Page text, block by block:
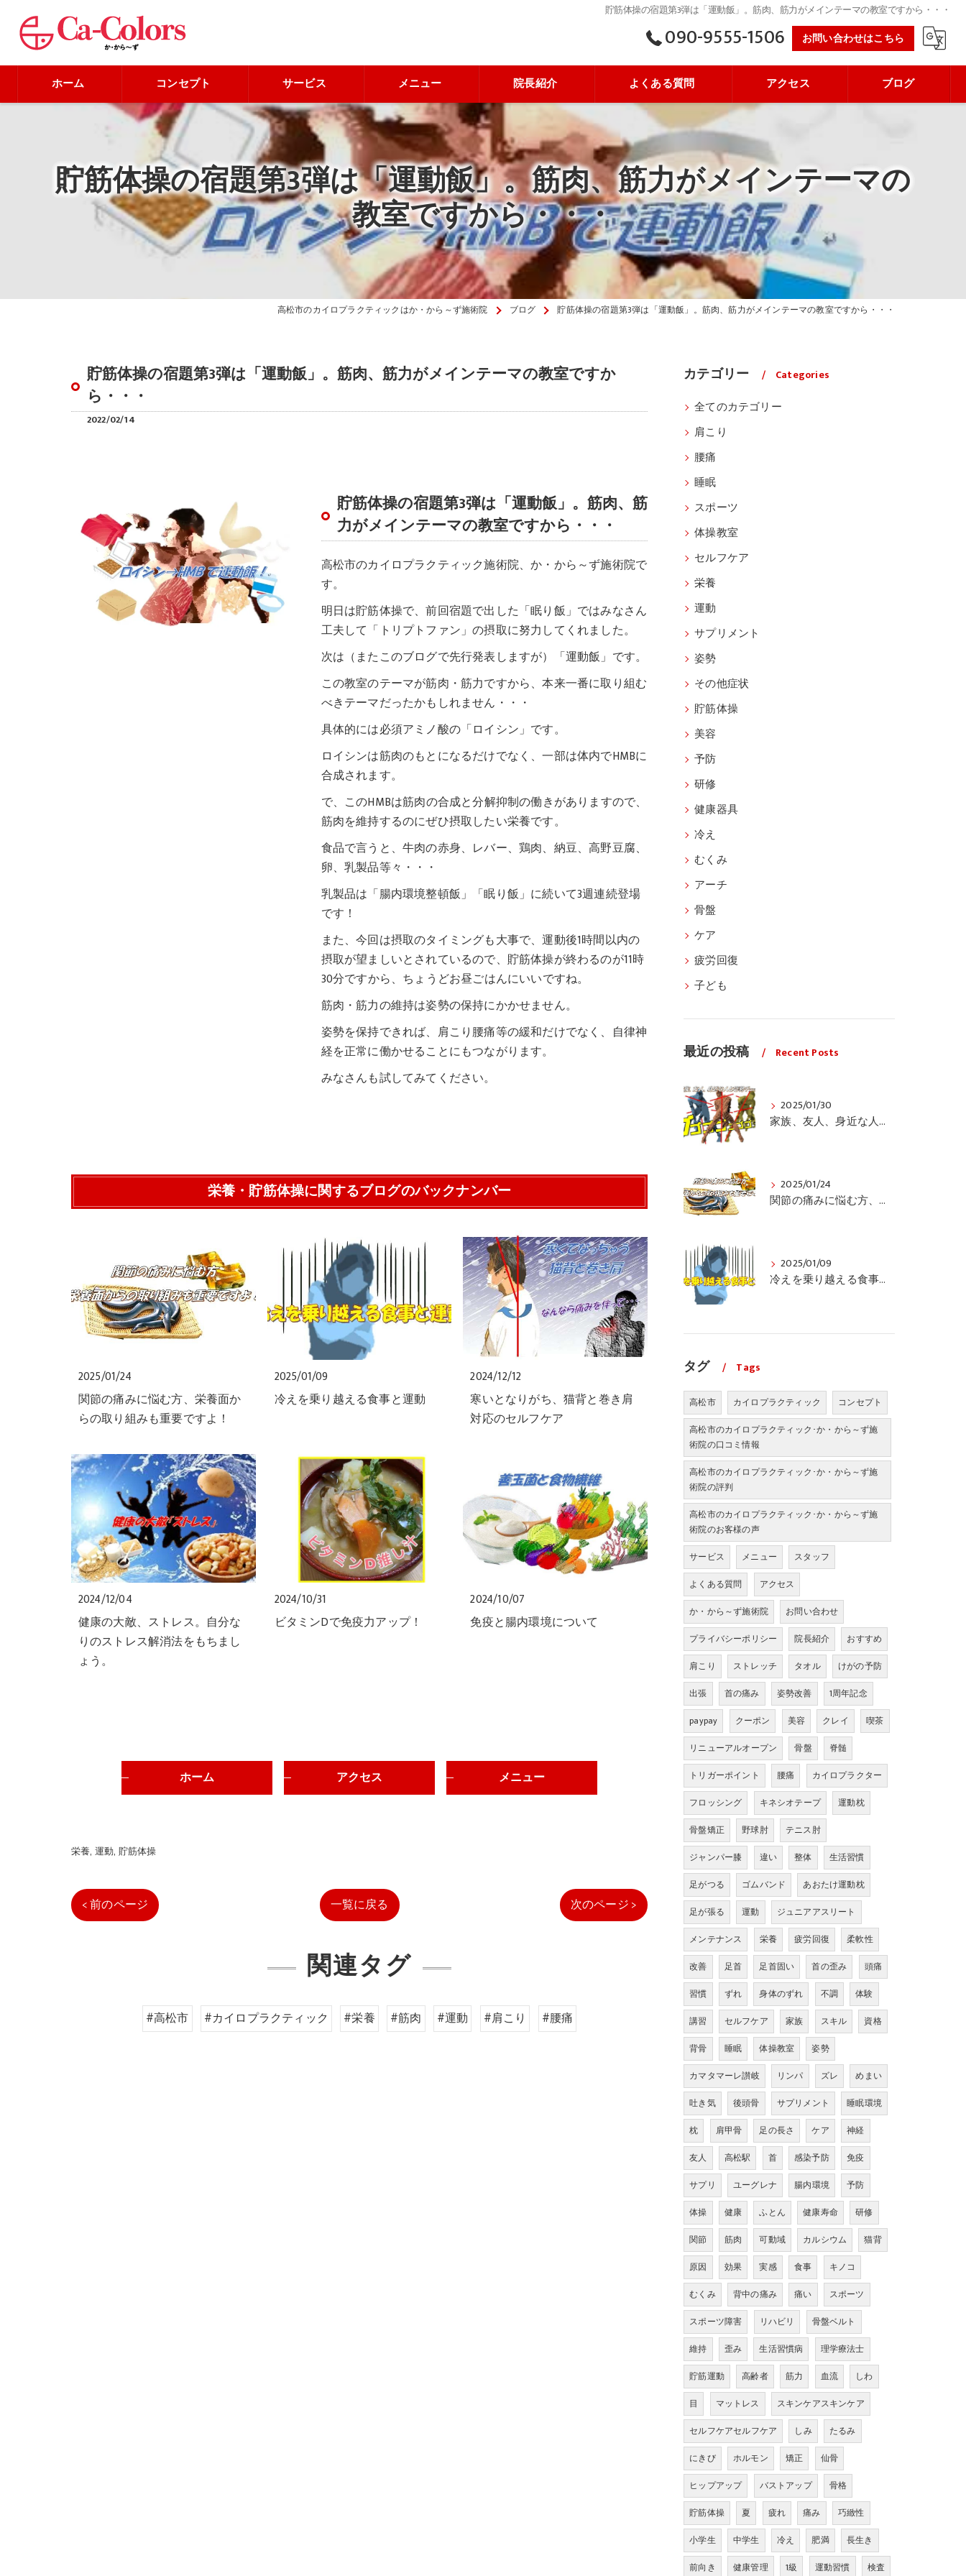
貯筋体操の宿題第3弾は「運動飯」。筋肉、筋力がメインテーマの教室ですから・・・
090-9555-1506 お問い合わせはこちら
ホーム コンセプト サービス メニュー 院長紹介 よくある質問 アクセス ブログ
貯筋体操の宿題第3弾は「運動飯」。筋肉、筋力がメインテーマの
教室ですから・・・
高松市のカイロプラクティックはか・から～ず施術院 ブログ 貯筋体操の宿題第3弾は「運動飯」。筋肉、筋力がメインテーマの教室ですから・・・
貯筋体操の宿題第3弾は「運動飯」。筋肉、筋力がメインテーマの教室ですか
ら・・・
2022/02/14
貯筋体操の宿題第3弾は「運動飯」。筋肉、筋
力がメインテーマの教室ですから・・・
高松市のカイロプラクティック施術院、か・から～ず施術院で
す。
明日は貯筋体操で、前回宿題で出した「眠り飯」ではみなさん
工夫して「トリプトファン」の摂取に努力してくれました。
次は（またこのブログで先行発表しますが）「運動飯」です。
この教室のテーマが筋肉・筋力ですから、本来一番に取り組む
べきテーマだったかもしれません・・・
具体的には必須アミノ酸の「ロイシン」です。
ロイシンは筋肉のもとになるだけでなく、一部は体内でHMBに
合成されます。
で、このHMBは筋肉の合成と分解抑制の働きがありますので、
筋肉を維持するのにぜひ摂取したい栄養です。
食品で言うと、牛肉の赤身、レバー、鶏肉、納豆、高野豆腐、
卵、乳製品等々・・・
乳製品は「腸内環境整頓飯」「眠り飯」に続いて3週連続登場
です！
また、今回は摂取のタイミングも大事で、運動後1時間以内の
摂取が望ましいとされているので、貯筋体操が終わるのが11時
30分ですから、ちょうどお昼ごはんにいいですね。
筋肉・筋力の維持は姿勢の保持にかかせません。
姿勢を保持できれば、肩こり腰痛等の緩和だけでなく、自律神
経を正常に働かせることにもつながります。
みなさんも試してみてください。
栄養・貯筋体操に関するブログのバックナンバー
2025/01/24
関節の痛みに悩む方、栄養面か
らの取り組みも重要ですよ！
2025/01/09
冷えを乗り越える食事と運動
2024/12/12
寒いとなりがち、猫背と巻き肩
対応のセルフケア
2024/12/04
健康の大敵、ストレス。自分な
りのストレス解消法をもちまし
ょう。
2024/10/31
ビタミンDで免疫力アップ！
2024/10/07
免疫と腸内環境について
ホーム アクセス メニュー
栄養 運動 貯筋体操
< 前のページ 一覧に戻る 次のページ >
関連タグ
#高松市 #カイロプラクティック #栄養 #筋肉 #運動 #肩こり #腰痛
カテゴリー Categories
全てのカテゴリー
肩こり
腰痛
睡眠
スポーツ
体操教室
セルフケア
栄養
運動
サプリメント
姿勢
その他症状
貯筋体操
美容
予防
研修
健康器具
冷え
むくみ
アーチ
骨盤
ケア
疲労回復
子ども
最近の投稿 Recent Posts
2025/01/30
家族、友人、身近な人の姿勢をちょっと見てみませんか？
2025/01/24
関節の痛みに悩む方、栄養面からの取り組みも重要ですよ！
2025/01/09
冷えを乗り越える食事と運動
タグ Tags
高松市 カイロプラクティック
コンセプト
高松市のカイロプラクティック･か・から～ず施
術院の口コミ情報
高松市のカイロプラクティック･か・から～ず施
術院の評判
高松市のカイロプラクティック･か・から～ず施
術院のお客様の声
サービス
メニュー
スタッフ
よくある質問
アクセス
か・から～ず施術院
お問い合わせ
プライバシーポリシー
院長紹介
おすすめ
肩こり
ストレッチ タオル
けがの予防
出張
首の痛み 姿勢改善
1周年記念
paypay
クーポン 美容 クレイ
喫茶
リニューアルオープン
骨盤
脊髄
トリガーポイント
腰痛
カイロプラクター
フロッシング
キネシオテープ
運動枕
骨盤矯正
野球肘
テニス肘
ジャンパー膝
違い 整体
生活習慣
足がつる
ゴムバンド
あおたけ運動枕
足が張る
運動
ジュニアアスリート
メンテナンス
栄養 疲労回復
柔軟性
改善
足首 足首固い 首の歪み
頭痛
習慣
ずれ 身体のずれ 不調
体験
講習
セルフケア 家族 スキル
資格
背骨
睡眠 体操教室
姿勢
カマタマーレ讃岐
リンパ ズレ
めまい
吐き気
後頭骨 サプリメント
睡眠環境
枕
肩甲骨 足の長さ ケア
神経
友人
高松駅 首 感染予防
免疫
サプリ
ユーグレナ 腸内環境
予防
体操
健康 ふとん 健康寿命
研修
関節
筋肉 可動域 カルシウム
猫背
原因
効果 実感 食事
キノコ
むくみ
背中の痛み 痛い
スポーツ
スポーツ障害
リハビリ
骨盤ベルト
維持
歪み 生活習慣病
理学療法士
貯筋運動
高齢者 筋力 血流
しわ
目
マットレス
スキンケアスキンケア
セルフケアセルフケア
しみ
たるみ
にきび
ホルモン 矯正
仙骨
ヒップアップ
バストアップ
骨格
貯筋体操
夏 疲れ 痛み
巧緻性
小学生
中学生 冷え 肥満
長生き
前向き
健康管理 1級 運動習慣 検査